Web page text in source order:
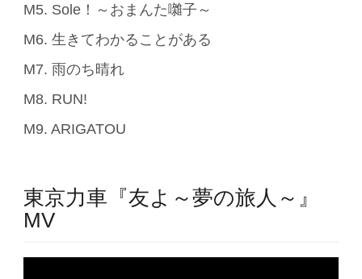
M5. Sole！～おまんた囃子～
M6. 生きてわかることがある
M7. 雨のち晴れ
M8. RUN!
M9. ARIGATOU
東京力車『友よ～夢の旅人～』
MV